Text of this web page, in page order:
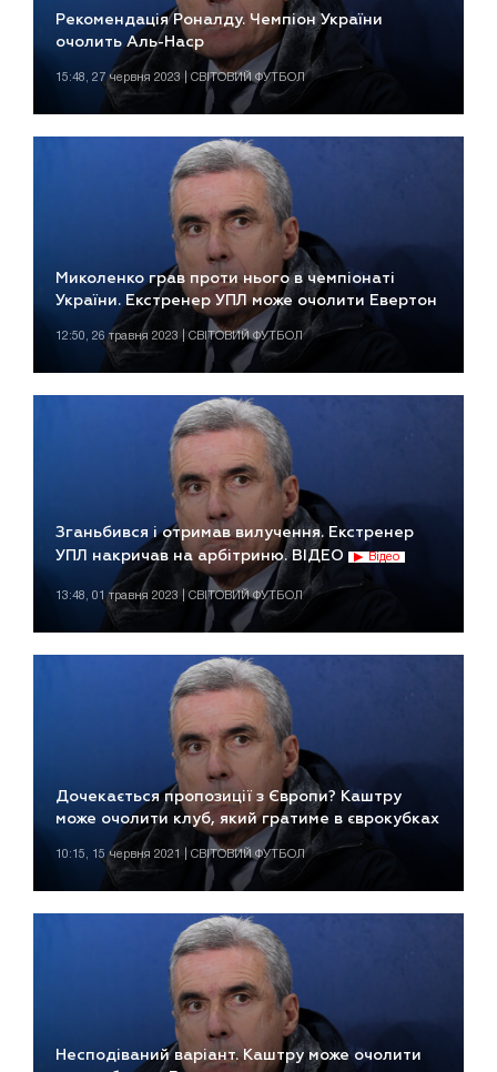
Рекомендація Роналду. Чемпіон України
очолить Аль-Наср
15:48, 27 червня 2023 | СВІТОВИЙ ФУТБОЛ
Миколенко грав проти нього в чемпіонаті
України. Екстренер УПЛ може очолити Евертон
12:50, 26 травня 2023 | СВІТОВИЙ ФУТБОЛ
Зганьбився і отримав вилучення. Екстренер
УПЛ накричав на арбітриню. ВІДЕО
Відео
13:48, 01 травня 2023 | СВІТОВИЙ ФУТБОЛ
Дочекається пропозиції з Європи? Каштру
може очолити клуб, який гратиме в єврокубках
10:15, 15 червня 2021 | СВІТОВИЙ ФУТБОЛ
Несподіваний варіант. Каштру може очолити